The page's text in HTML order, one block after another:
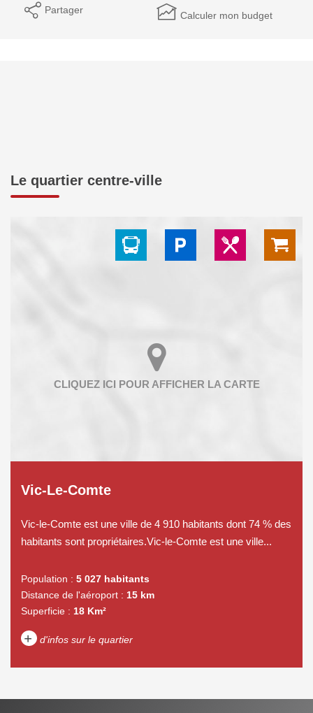
Partager Calculer mon budget
Le quartier centre-ville
Vic-Le-Comte
Vic-le-Comte est une ville de 4 910 habitants dont 74 % des
habitants sont propriétaires.Vic-le-Comte est une ville...
Population : 5 027 habitants
Distance de l'aéroport : 15 km
Superficie : 18 Km²
+ d'infos sur le quartier